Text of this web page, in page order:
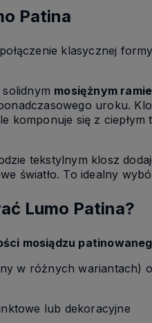
Patina
klasycznej
mosiężnym
uroku.
komponuje się z
tekstylnym klosz
światło. To idealny
Lumo Patina?
mosiądzu
w różnych wariantach)
lub dekoracyjne